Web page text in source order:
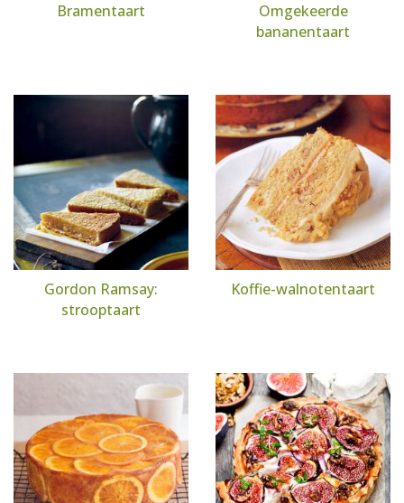
Bramentaart
Omgekeerde
bananentaart
Gordon Ramsay:
strooptaart
Koffie-walnotentaart